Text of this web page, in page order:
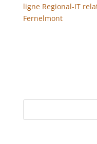
ligne Regional-IT
Fernelmont